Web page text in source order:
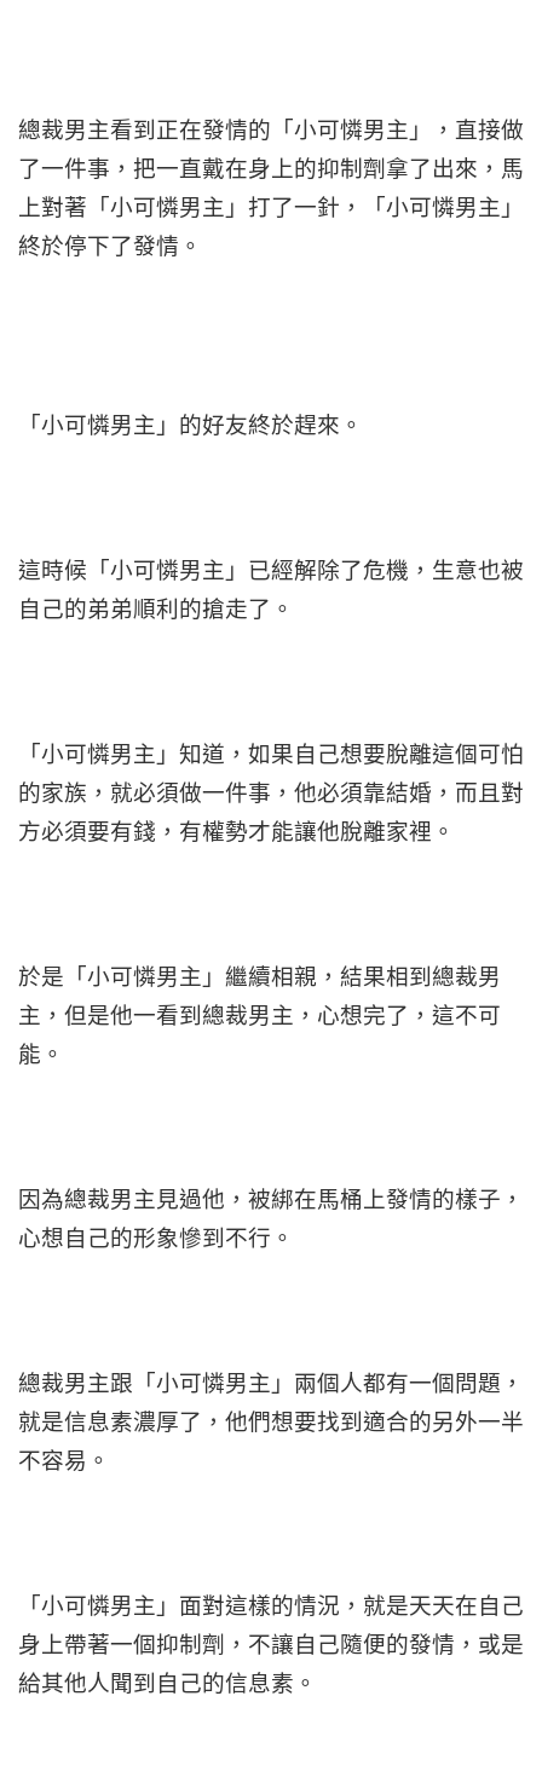
總裁男主看到正在發情的「小可憐男主」，直接做
了一件事，把一直戴在身上的抑制劑拿了出來，馬
上對著「小可憐男主」打了一針，「小可憐男主」
終於停下了發情。
「小可憐男主」的好友終於趕來。
這時候「小可憐男主」已經解除了危機，生意也被
自己的弟弟順利的搶走了。
「小可憐男主」知道，如果自己想要脫離這個可怕
的家族，就必須做一件事，他必須靠結婚，而且對
方必須要有錢，有權勢才能讓他脫離家裡。
於是「小可憐男主」繼續相親，結果相到總裁男
主，但是他一看到總裁男主，心想完了，這不可
能。
因為總裁男主見過他，被綁在馬桶上發情的樣子，
心想自己的形象慘到不行。
總裁男主跟「小可憐男主」兩個人都有一個問題，
就是信息素濃厚了，他們想要找到適合的另外一半
不容易。
「小可憐男主」面對這樣的情況，就是天天在自己
身上帶著一個抑制劑，不讓自己隨便的發情，或是
給其他人聞到自己的信息素。